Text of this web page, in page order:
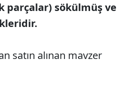
parçalar) sökülmüş ve
satın alınan mavzer